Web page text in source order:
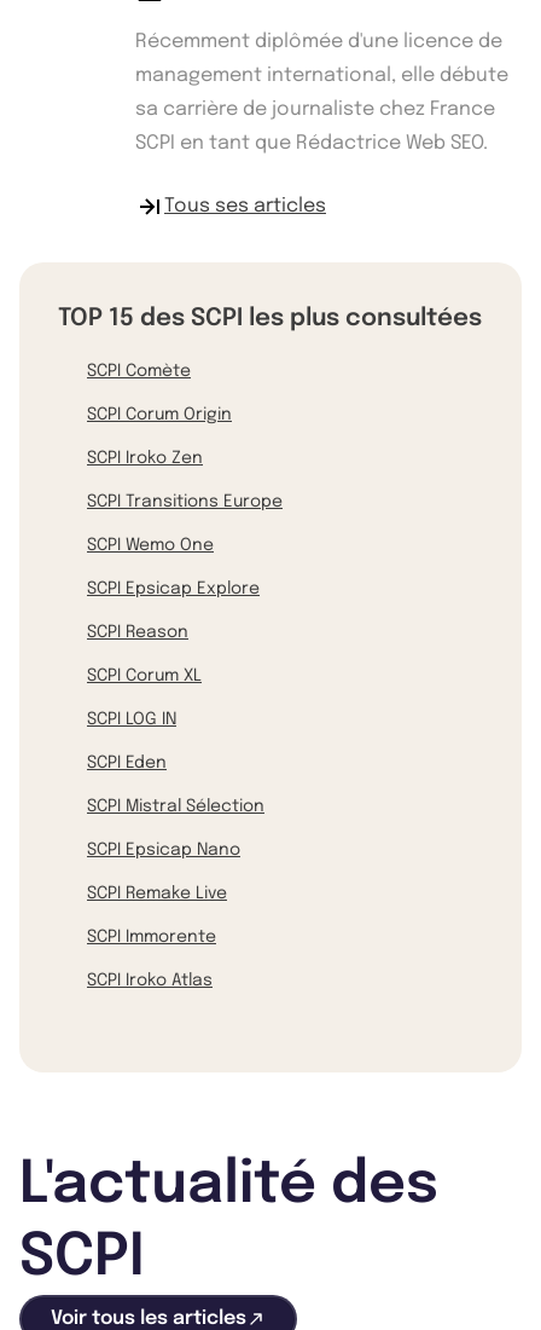
Récemment diplômée d'une licence de
management international, elle débute
sa carrière de journaliste chez France
SCPI en tant que Rédactrice Web SEO.
Tous ses articles
TOP 15 des SCPI les plus consultées
SCPI Comète
SCPI Corum Origin
SCPI Iroko Zen
SCPI Transitions Europe
SCPI Wemo One
SCPI Epsicap Explore
SCPI Reason
SCPI Corum XL
SCPI LOG IN
SCPI Eden
SCPI Mistral Sélection
SCPI Epsicap Nano
SCPI Remake Live
SCPI Immorente
SCPI Iroko Atlas
L'actualité des
SCPI
Voir tous les articles